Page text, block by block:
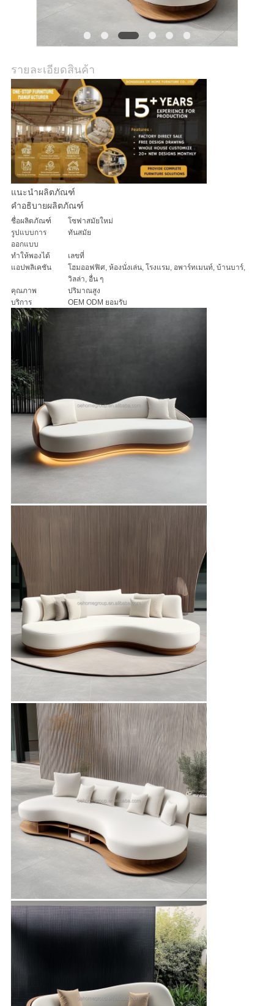
ข่าว
ทุก
กรณี
ขอ
อ้าง
เว็บไซต์
นโยบาย
ความ
เป็น
ส่วน
ตัว
รายละเอียดสินค้า
แนะนำผลิตภัณฑ์
คำอธิบายผลิตภัณฑ์
ชื่อผลิตภัณฑ์
โซฟาสมัยใหม่
รูปแบบการ
ออกแบบ
ทันสมัย
ทำให้พองได้
เลขที่
แอปพลิเคชัน
โฮมออฟฟิศ, ห้องนั่งเล่น, โรงแรม, อพาร์ทเมนท์, บ้านบาร์,
วิลล่า, อื่น ๆ
คุณภาพ
ปริมาณสูง
บริการ
OEM ODM ยอมรับ